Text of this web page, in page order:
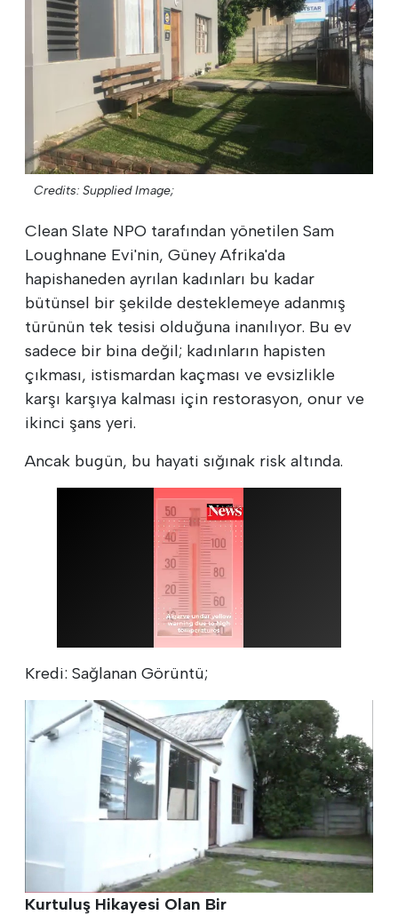
Credits: Supplied Image;
Clean Slate NPO tarafından yönetilen Sam
Loughnane Evi'nin, Güney Afrika'da
hapishaneden ayrılan kadınları bu kadar
bütünsel bir şekilde desteklemeye adanmış
türünün tek tesisi olduğuna inanılıyor. Bu ev
sadece bir bina değil; kadınların hapisten
çıkması, istismardan kaçması ve evsizlikle
karşı karşıya kalması için restorasyon, onur ve
ikinci şans yeri.
Ancak bugün, bu hayati sığınak risk altında.
Kredi: Sağlanan Görüntü;
Kurtuluş Hikayesi Olan Bir